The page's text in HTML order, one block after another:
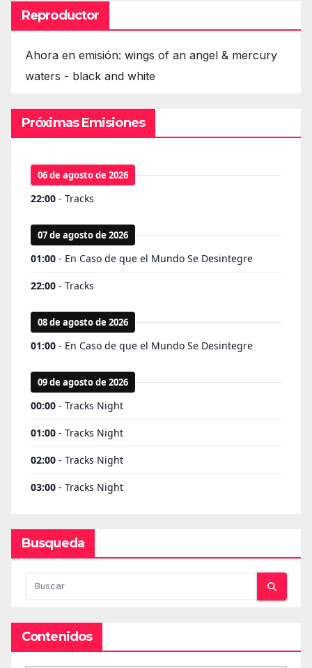
Reproductor
Ahora en emisión: wings of an angel & mercury
waters - black and white
Próximas Emisiones
Busqueda
Contenidos